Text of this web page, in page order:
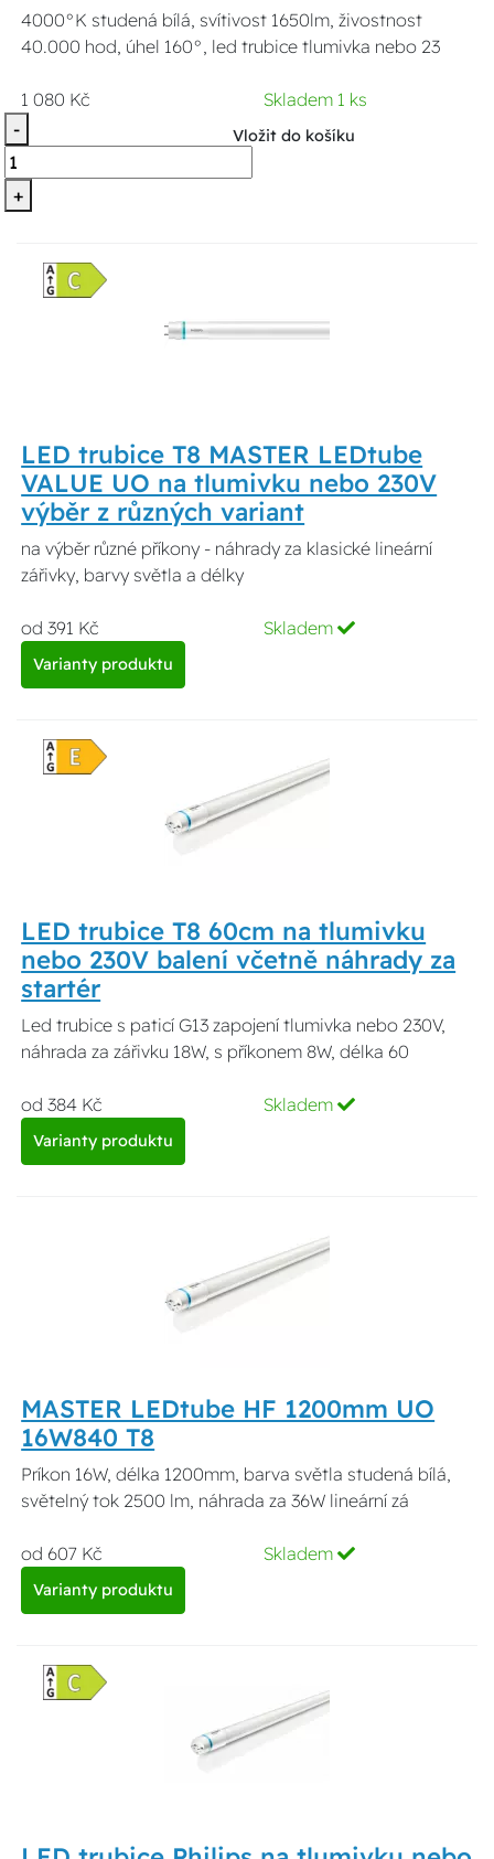
4000°K studená bílá, svítivost 1650lm, živostnost
40.000 hod, úhel 160°, led trubice tlumivka nebo 23
1 080 Kč
Skladem 1 ks
-
+
Vložit do košíku
LED trubice T8 MASTER LEDtube
VALUE UO na tlumivku nebo 230V
výběr z různých variant
na výběr různé příkony - náhrady za klasické lineární
zářivky, barvy světla a délky
od 391 Kč Skladem
Varianty produktu
LED trubice T8 60cm na tlumivku
nebo 230V balení včetně náhrady za
startér
Led trubice s paticí G13 zapojení tlumivka nebo 230V,
náhrada za zářivku 18W, s příkonem 8W, délka 60
od 384 Kč Skladem
Varianty produktu
MASTER LEDtube HF 1200mm UO
16W840 T8
Príkon 16W, délka 1200mm, barva světla studená bílá,
světelný tok 2500 lm, náhrada za 36W lineární zá
od 607 Kč Skladem
Varianty produktu